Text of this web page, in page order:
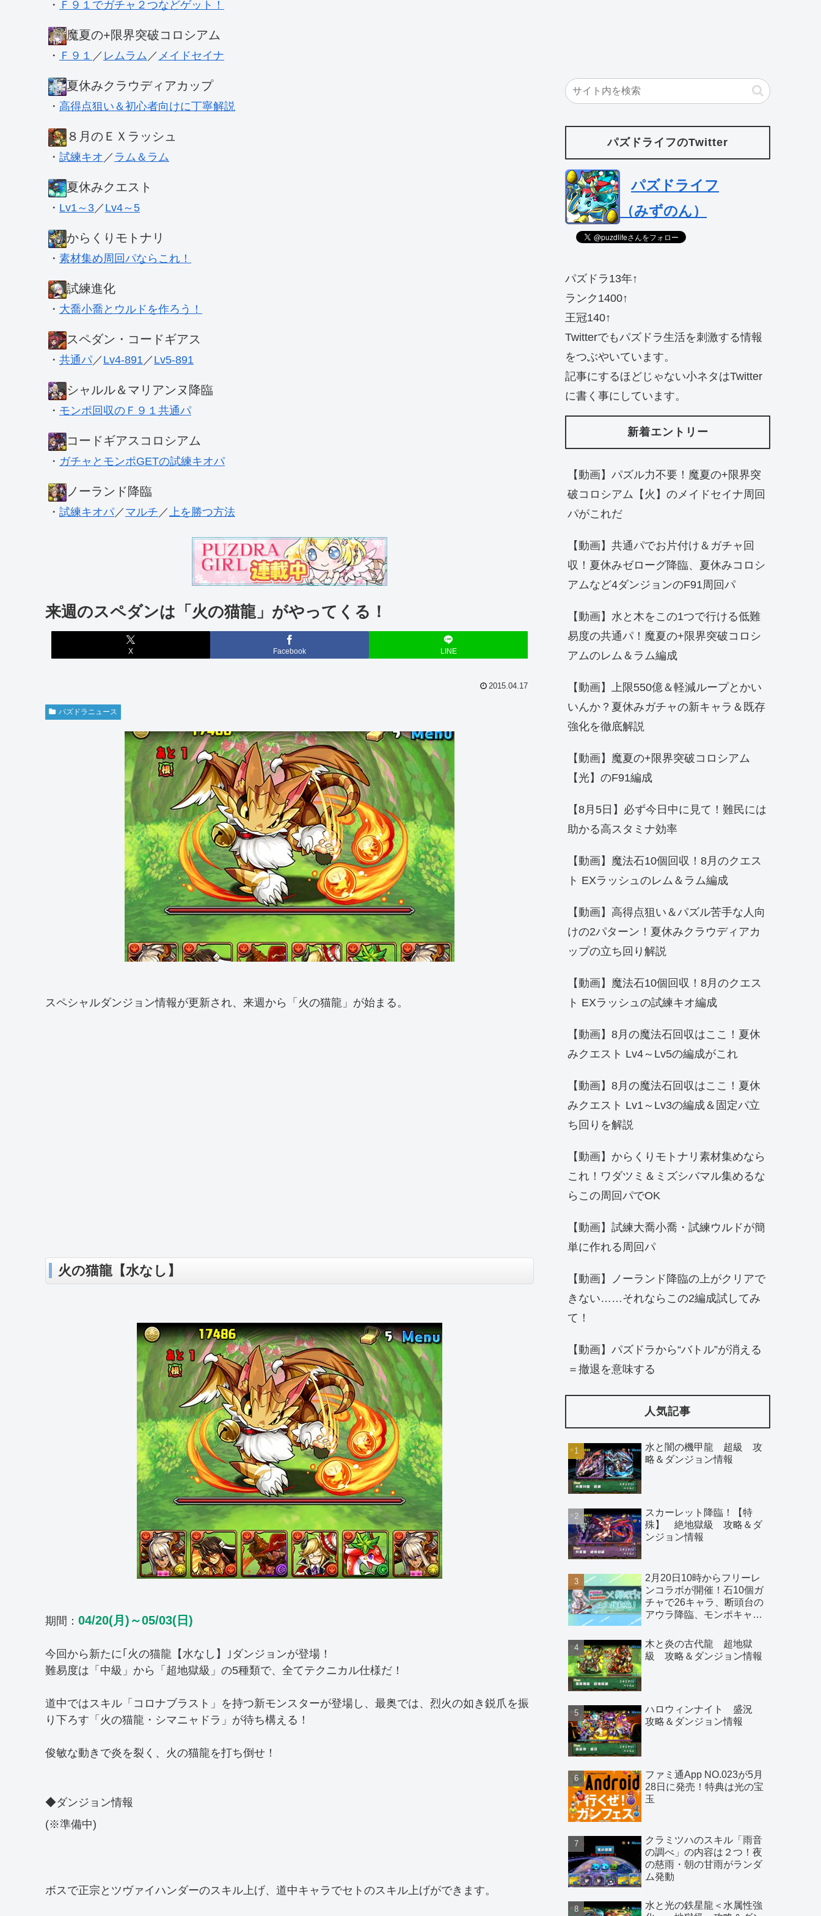
・ Ｆ９１でガチャ２つなどゲット！
魔夏の+限界突破コロシアム
・ Ｆ９１ ／ レムラム ／ メイドセイナ
夏休みクラウディアカップ
・ 高得点狙い＆初心者向けに丁寧解説
８月のＥＸラッシュ
・ 試練キオ ／ ラム＆ラム
夏休みクエスト
・ Lv1～3 ／ Lv4～5
からくりモトナリ
・ 素材集め周回パならこれ！
試練進化
・ 大喬小喬とウルドを作ろう！
スペダン・コードギアス
・ 共通パ／ Lv4-891 ／ Lv5-891
シャルル＆マリアンヌ降臨
・ モンポ回収のＦ９１共通パ
コードギアスコロシアム
・ ガチャとモンポGETの試練キオパ
ノーランド降臨
・ 試練キオパ／ マルチ ／ 上を勝つ方法
来週のスペダンは「火の猫龍」がやってくる！
X Facebook LINE
2015.04.17
パズドラニュース
スペシャルダンジョン情報が更新され、来週から「火の猫龍」が始まる。
火の猫龍【水なし】
期間： 04/20(月)～05/03(日)
今回から新たに｢火の猫龍【水なし】｣ダンジョンが登場！
難易度は「中級」から「超地獄級」の5種類で、全てテクニカル仕様だ！
道中ではスキル「コロナブラスト」を持つ新モンスターが登場し、最奥では、烈火の如き鋭爪を振
り下ろす「火の猫龍・シマニャドラ」が待ち構える！
俊敏な動きで炎を裂く、火の猫龍を打ち倒せ！
◆ダンジョン情報
(※準備中)
ボスで正宗とツヴァイハンダーのスキル上げ、道中キャラでセトのスキル上げができます。
パズドライフのTwitter
パズドライフ
（みずのん）
パズドラ13年↑
ランク1400↑
王冠140↑
Twitterでもパズドラ生活を刺激する情報
をつぶやいています。
記事にするほどじゃない小ネタはTwitter
に書く事にしています。
新着エントリー
【動画】パズル力不要！魔夏の+限界突
破コロシアム【火】のメイドセイナ周回
パがこれだ
【動画】共通パでお片付け＆ガチャ回
収！夏休みゼローグ降臨、夏休みコロシ
アムなど4ダンジョンのF91周回パ
【動画】水と木をこの1つで行ける低難
易度の共通パ！魔夏の+限界突破コロシ
アムのレム＆ラム編成
【動画】上限550億＆軽減ループとかい
いんか？夏休みガチャの新キャラ＆既存
強化を徹底解説
【動画】魔夏の+限界突破コロシアム
【光】のF91編成
【8月5日】必ず今日中に見て！難民には
助かる高スタミナ効率
【動画】魔法石10個回収！8月のクエス
ト EXラッシュのレム＆ラム編成
【動画】高得点狙い＆パズル苦手な人向
けの2パターン！夏休みクラウディアカ
ップの立ち回り解説
【動画】魔法石10個回収！8月のクエス
ト EXラッシュの試練キオ編成
【動画】8月の魔法石回収はここ！夏休
みクエスト Lv4～Lv5の編成がこれ
【動画】8月の魔法石回収はここ！夏休
みクエスト Lv1～Lv3の編成＆固定パ立
ち回りを解説
【動画】からくりモトナリ素材集めなら
これ！ワダツミ＆ミズシバマル集めるな
らこの周回パでOK
【動画】試練大喬小喬・試練ウルドが簡
単に作れる周回パ
【動画】ノーランド降臨の上がクリアで
きない……それならこの2編成試してみ
て！
【動画】パズドラから“バトル”が消える
＝撤退を意味する
人気記事
水と闇の機甲龍 超級 攻
略＆ダンジョン情報
スカーレット降臨！【特
殊】 絶地獄級 攻略＆ダ
ンジョン情報
2月20日10時からフリーレ
ンコラボが開催！石10個ガ
チャで26キャラ、断頭台の
アウラ降臨、モンポキャラ
木と炎の古代龍 超地獄
級 攻略＆ダンジョン情報
ハロウィンナイト 盛況
攻略＆ダンジョン情報
ファミ通App NO.023が5月
28日に発売！特典は光の宝
玉
クラミツハのスキル「雨音
の調べ」の内容は２つ！夜
の慈雨・朝の甘雨がランダ
ム発動
水と光の鉄星龍＜水属性強